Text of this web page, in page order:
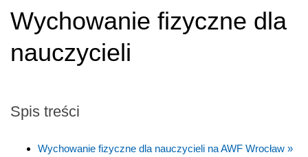
Wychowanie fizyczne dla
nauczycieli
Spis treści
Wychowanie fizyczne dla nauczycieli na AWF Wrocław »